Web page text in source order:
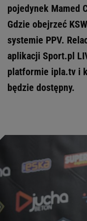
pojedynek Mamed
Gdzie obejrzeć
systemie PPV.
aplikacji Sport.pl
platformie ipla.tv i
będzie dostępny.